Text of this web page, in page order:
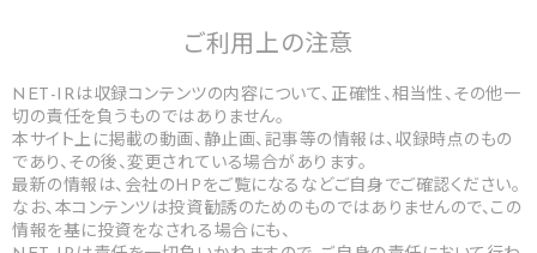
ご利用上の注意
NET-IRは収録コンテンツの内容について、正確性、相当性、その他一
切の責任を負うものではありません。
本サイト上に掲載の動画、静止画、記事等の情報は、収録時点のもの
であり、その後、変更されている場合があります。
最新の情報は、会社のHPをご覧になるなどご自身でご確認ください。
なお、本コンテンツは投資勧誘のためのものではありませんので、この
情報を基に投資をなされる場合にも、